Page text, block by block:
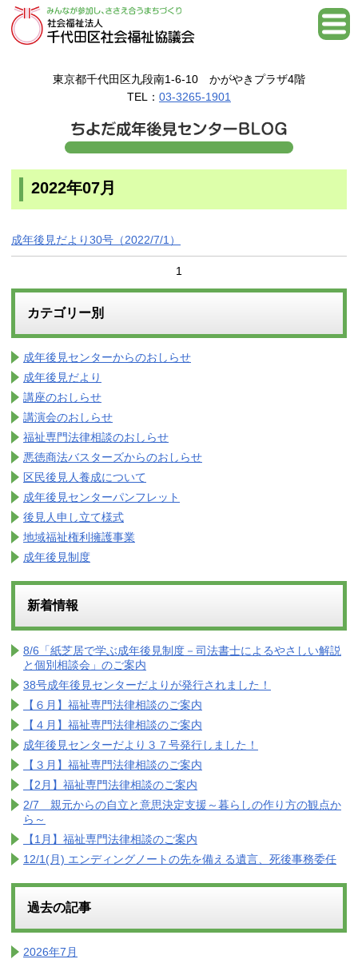
東京都千代田区九段南1-6-10 かがやきプラザ4階
TEL： 03-3265-1901
2022年07月
成年後見だより30号（2022/7/1）
1
カテゴリー別
成年後見センターからのおしらせ
成年後見だより
講座のおしらせ
講演会のおしらせ
福祉専門法律相談のおしらせ
悪徳商法バスターズからのおしらせ
区民後見人養成について
成年後見センターパンフレット
後見人申し立て様式
地域福祉権利擁護事業
成年後見制度
新着情報
8/6「紙芝居で学ぶ成年後見制度－司法書士によるやさしい解説
と個別相談会」のご案内
38号成年後見センターだよりが発行されました！
【６月】福祉専門法律相談のご案内
【４月】福祉専門法律相談のご案内
成年後見センターだより３７号発行しました！
【３月】福祉専門法律相談のご案内
【2月】福祉専門法律相談のご案内
2/7 親元からの自立と意思決定支援～暮らしの作り方の観点か
ら～
【1月】福祉専門法律相談のご案内
12/1(月) エンディングノートの先を備える遺言、死後事務委任
過去の記事
2026年7月